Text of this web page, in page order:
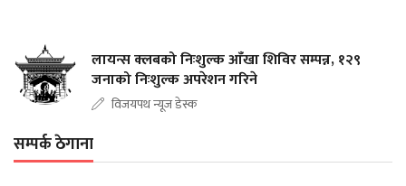
लायन्स क्लबको निःशुल्क आँखा शिविर सम्पन्न, १२९
जनाको निःशुल्क अपरेशन गरिने
विजयपथ न्यूज डेस्क
सम्पर्क ठेगाना